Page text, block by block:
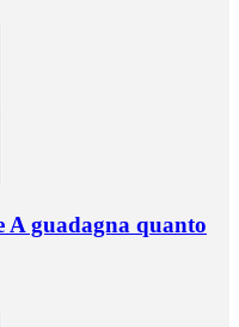
A guadagna quanto